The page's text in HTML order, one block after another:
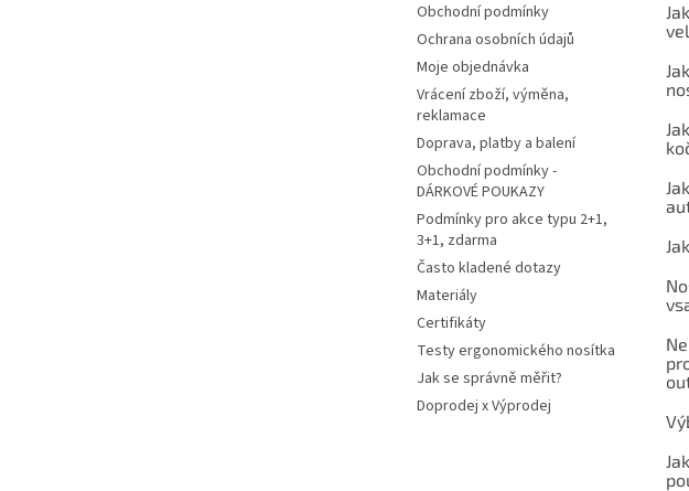
Obchodní podmínky
Ochrana osobních údajů
Moje objednávka
Vrácení zboží, výměna,
reklamace
Doprava, platby a balení
Obchodní podmínky -
DÁRKOVÉ POUKAZY
Podmínky pro akce typu 2+1,
3+1, zdarma
Často kladené dotazy
Materiály
Certifikáty
Testy ergonomického nosítka
Jak se správně měřit?
Doprodej x Výprodej